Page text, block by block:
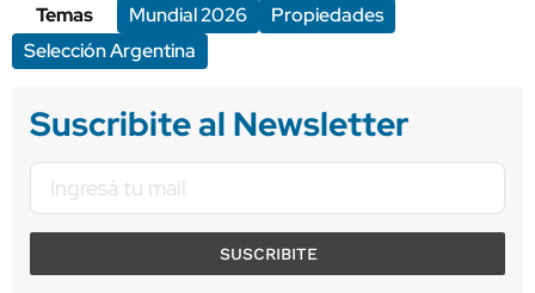
Temas
Mundial 2026
Propiedades
Selección Argentina
Suscribite al Newsletter
SUSCRIBITE